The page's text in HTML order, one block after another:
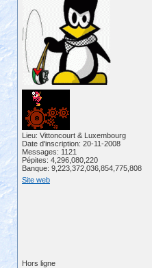
Lieu: Vittoncourt & Luxembourg
Date d'inscription: 20-11-2008
Messages: 1121
Pépites: 4,296,080,220
Banque: 9,223,372,036,854,775,808
Site web
Hors ligne